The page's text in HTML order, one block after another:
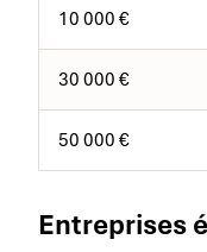
10 000 €
30 000 €
50 000 €
Entreprises